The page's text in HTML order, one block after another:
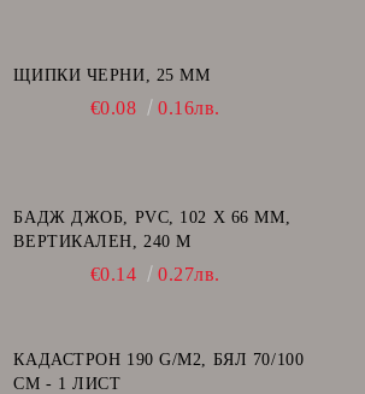
ЩИПКИ ЧЕРНИ, 25 ММ
€0.08 0.16лв.
БАДЖ ДЖОБ, PVC, 102 Х 66 ММ,
ВЕРТИКАЛЕН, 240 Μ
€0.14 0.27лв.
КАДАСТРОН 190 G/M2, БЯЛ 70/100
СМ - 1 ЛИСТ